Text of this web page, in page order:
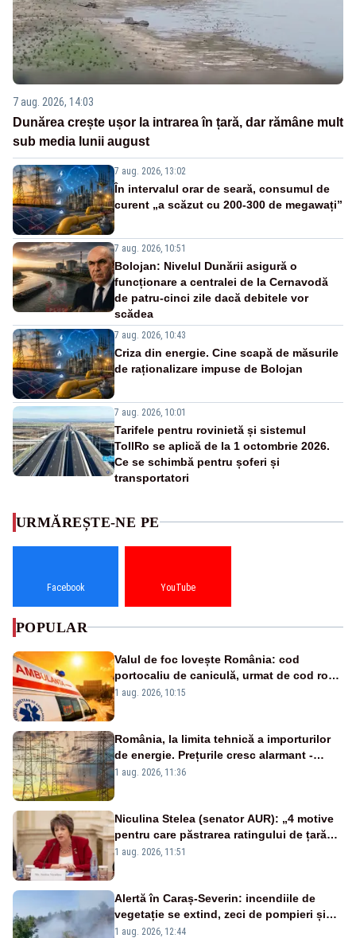
7 aug. 2026, 14:03
Dunărea crește ușor la intrarea în țară, dar rămâne mult
sub media lunii august
7 aug. 2026, 13:02
În intervalul orar de seară, consumul de
curent „a scăzut cu 200-300 de megawați”
7 aug. 2026, 10:51
Bolojan: Nivelul Dunării asigură o
funcționare a centralei de la Cernavodă
de patru-cinci zile dacă debitele vor
scădea
7 aug. 2026, 10:43
Criza din energie. Cine scapă de măsurile
de raționalizare impuse de Bolojan
7 aug. 2026, 10:01
Tarifele pentru rovinietă și sistemul
TollRo se aplică de la 1 octombrie 2026.
Ce se schimbă pentru șoferi și
transportatori
URMĂREȘTE-NE PE
Facebook YouTube
POPULAR
Valul de foc lovește România: cod
portocaliu de caniculă, urmat de cod roșu
duminică. Temperaturile urcă spre 40°C
1 aug. 2026, 10:15
România, la limita tehnică a importurilor
de energie. Prețurile cresc alarmant -
Analiză Realitatea Plus
1 aug. 2026, 11:36
Niculina Stelea (senator AUR): „4 motive
pentru care păstrarea ratingului de țară
nu este o reușită pentru Guvernul
1 aug. 2026, 11:51
Alertă în Caraș-Severin: incendiile de
vegetație se extind, zeci de pompieri și
silvicultori se luptă cu flăcările - VIDEO
1 aug. 2026, 12:44